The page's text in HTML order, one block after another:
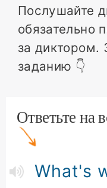
Послушайте
обязательно
за диктором.
заданию 👇
Ответьте на
What's